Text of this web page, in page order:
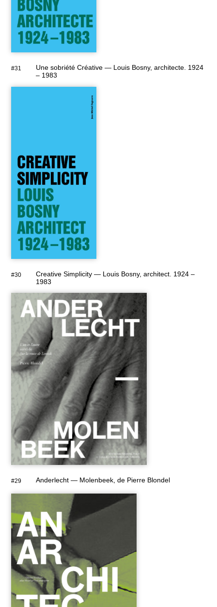
#31
Une sobriété Créative — Louis Bosny, architecte. 1924
– 1983
#30
Creative Simplicity — Louis Bosny, architect. 1924 –
1983
#29 Anderlecht — Molenbeek, de Pierre Blondel